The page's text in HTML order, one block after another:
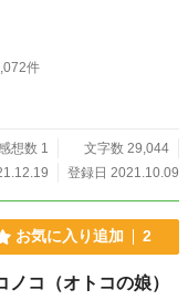
件
想数 1
文字数 29,044
登録日 2021.10.09
お気に入り追加 2
コ（オトコの娘）